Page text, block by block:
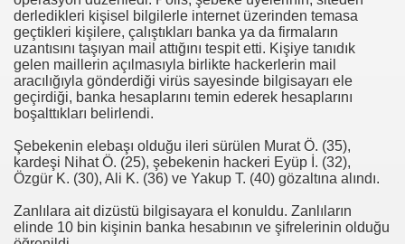
derledikleri kişisel bilgilerle internet üzerinden temasa
geçtikleri kişilere, çalıştıkları banka ya da firmaların
uzantısını taşıyan mail attığını tespit etti. Kişiye tanıdık
gelen maillerin açılmasıyla birlikte hackerlerin mail
aracılığıyla gönderdiği virüs sayesinde bilgisayarı ele
geçirdiği, banka hesaplarını temin ederek hesaplarını
boşalttıkları belirlendi.
Şebekenin elebaşı olduğu ileri sürülen Murat Ö. (35),
kardeşi Nihat Ö. (25), şebekenin hackeri Eyüp İ. (32),
Özgür K. (30), Ali K. (36) ve Yakup T. (40) gözaltına alındı.
Zanlılara ait dizüstü bilgisayara el konuldu. Zanlıların
elinde 10 bin kişinin banka hesabının ve şifrelerinin olduğu